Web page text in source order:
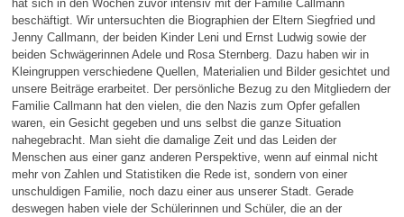
hat sich in den Wochen zuvor intensiv mit der Familie Callmann
beschäftigt. Wir untersuchten die Biographien der Eltern Siegfried und
Jenny Callmann, der beiden Kinder Leni und Ernst Ludwig sowie der
beiden Schwägerinnen Adele und Rosa Sternberg. Dazu haben wir in
Kleingruppen verschiedene Quellen, Materialien und Bilder gesichtet und
unsere Beiträge erarbeitet. Der persönliche Bezug zu den Mitgliedern der
Familie Callmann hat den vielen, die den Nazis zum Opfer gefallen
waren, ein Gesicht gegeben und uns selbst die ganze Situation
nahegebracht. Man sieht die damalige Zeit und das Leiden der
Menschen aus einer ganz anderen Perspektive, wenn auf einmal nicht
mehr von Zahlen und Statistiken die Rede ist, sondern von einer
unschuldigen Familie, noch dazu einer aus unserer Stadt. Gerade
deswegen haben viele der Schülerinnen und Schüler, die an der